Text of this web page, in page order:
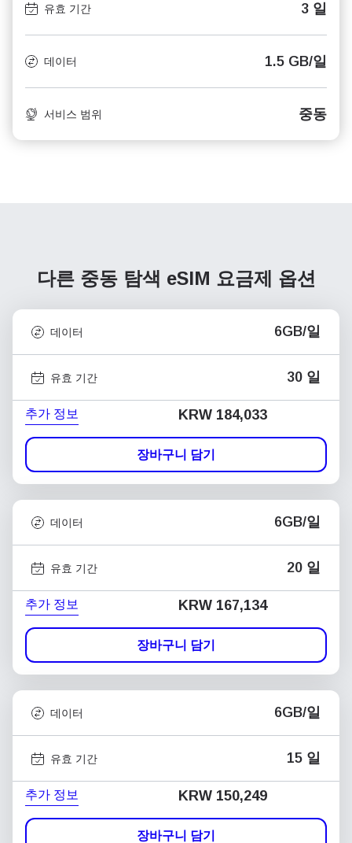
유효 기간 3 일
데이터 1.5 GB/일
서비스 범위 중동
다른 중동 탐색 eSIM 요금제 옵션
데이터 6GB/일
유효 기간 30 일
추가 정보 KRW 184,033
장바구니 담기
데이터 6GB/일
유효 기간 20 일
추가 정보 KRW 167,134
장바구니 담기
데이터 6GB/일
유효 기간 15 일
추가 정보 KRW 150,249
장바구니 담기